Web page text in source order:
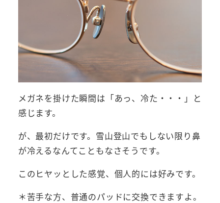
メガネを掛けた瞬間は「あっ、冷た・・・」と
感じます。
が、最初だけです。雪山登山でもしない限り鼻
が冷えるなんてこともなさそうです。
このヒヤッとした感覚、個人的には好みです。
＊苦手な方、普通のパッドに交換できますよ。